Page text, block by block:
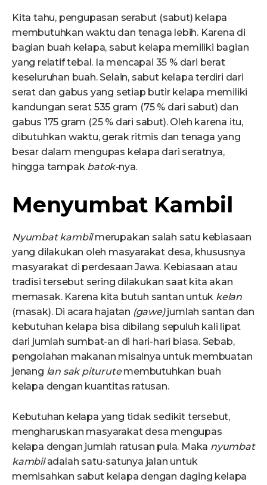
Kita tahu, pengupasan serabut (sabut) kelapa
membutuhkan waktu dan tenaga lebih. Karena di
bagian buah kelapa, sabut kelapa memiliki bagian
yang relatif tebal. Ia mencapai 35 % dari berat
keseluruhan buah. Selain, sabut kelapa terdiri dari
serat dan gabus yang setiap butir kelapa memiliki
kandungan serat 535 gram (75 % dari sabut) dan
gabus 175 gram (25 % dari sabut). Oleh karena itu,
dibutuhkan waktu, gerak ritmis dan tenaga yang
besar dalam mengupas kelapa dari seratnya,
hingga tampak batok-nya.
Menyumbat Kambil
Nyumbat kambilmerupakan salah satu kebiasaan
yang dilakukan oleh masyarakat desa, khususnya
masyarakat di perdesaan Jawa. Kebiasaan atau
tradisi tersebut sering dilakukan saat kita akan
memasak. Karena kita butuh santan untuk kelan
(masak). Di acara hajatan (gawe)jumlah santan dan
kebutuhan kelapa bisa dibilang sepuluh kali lipat
dari jumlah sumbat-an di hari-hari biasa. Sebab,
pengolahan makanan misalnya untuk membuatan
jenang lan sak piturutemembutuhkan buah
kelapa dengan kuantitas ratusan.
Kebutuhan kelapa yang tidak sedikit tersebut,
mengharuskan masyarakat desa mengupas
kelapa dengan jumlah ratusan pula. Maka nyumbat
kambiladalah satu-satunya jalan untuk
memisahkan sabut kelapa dengan daging kelapa